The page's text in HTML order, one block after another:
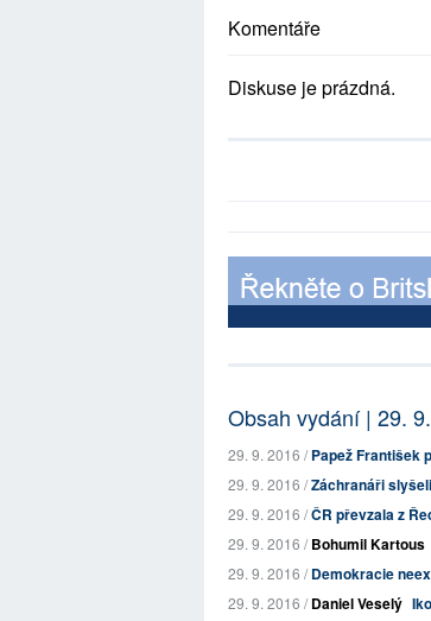
Komentáře
Diskuse je prázdná.
Obsah vydání | 29.
29. 9. 2016 /Papež František
29. 9. 2016 /Záchranáři
29. 9. 2016 /ČR převzala z
29. 9. 2016 /Bohumil Kartous
29. 9. 2016 /Demokracie
29. 9. 2016 /Daniel Veselý